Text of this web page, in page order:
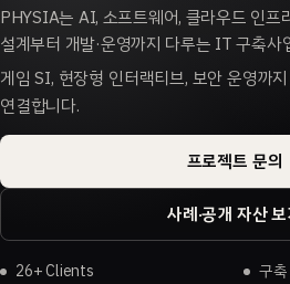
PHYSIA는 AI, 소프트웨어, 클라우드 인프
설계부터 개발·운영까지 다루는 IT 구축사
게임 SI, 현장형 인터랙티브, 보안 운영까
연결합니다.
프로젝트 문의
사례·공개 자산 보
26+ Clients
구축